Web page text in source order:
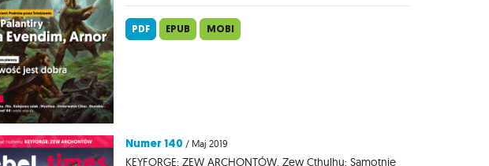
PDF EPUB MOBI
Numer 140 / Maj 2019
KEYFORGE: ZEW ARCHONTÓW, Zew Cthulhu: Samotnie